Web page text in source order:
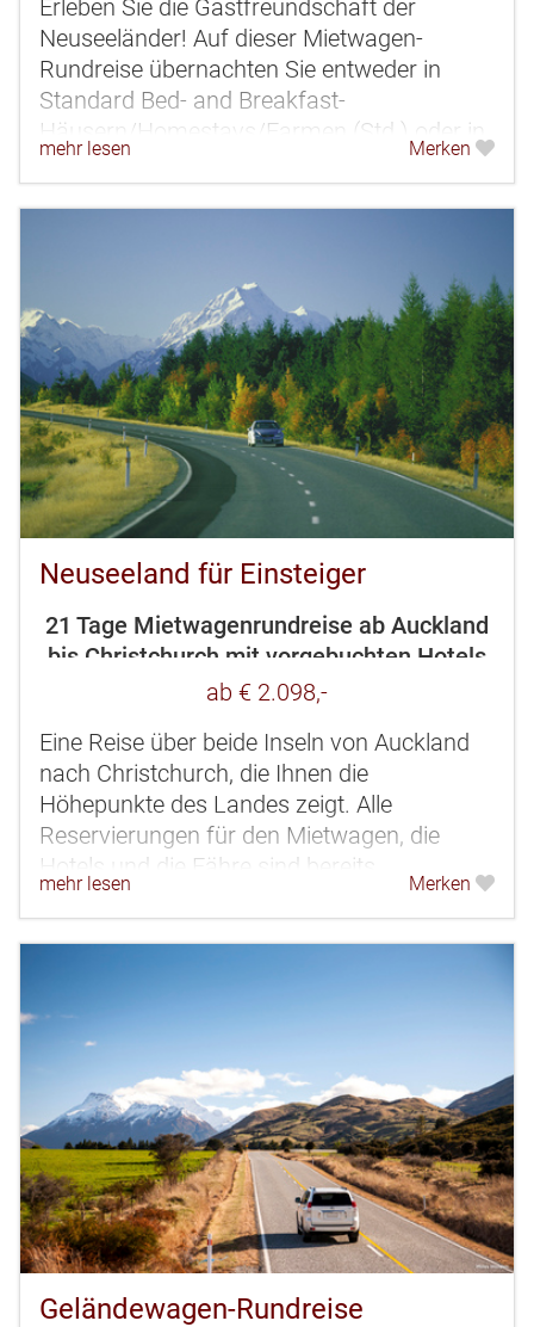
Erleben Sie die Gastfreundschaft der
Neuseeländer! Auf dieser Mietwagen-
Rundreise übernachten Sie entweder in
Standard Bed- and Breakfast-
Häusern/Homestays/Farmen (Std.) oder in
höherwertigen Superior Bed- and Breakfast-
Häusern/ Hotels...
mehr lesen Merken
Neuseeland für Einsteiger
21 Tage Mietwagenrundreise ab Auckland
bis Christchurch mit vorgebuchten Hotels
ab € 2.098,-
Eine Reise über beide Inseln von Auckland
nach Christchurch, die Ihnen die
Höhepunkte des Landes zeigt. Alle
Reservierungen für den Mietwagen, die
Hotels und die Fähre sind bereits
vorgenommen. Auf diese Weise
verschwenden Sie keine...
mehr lesen Merken
Geländewagen-Rundreise